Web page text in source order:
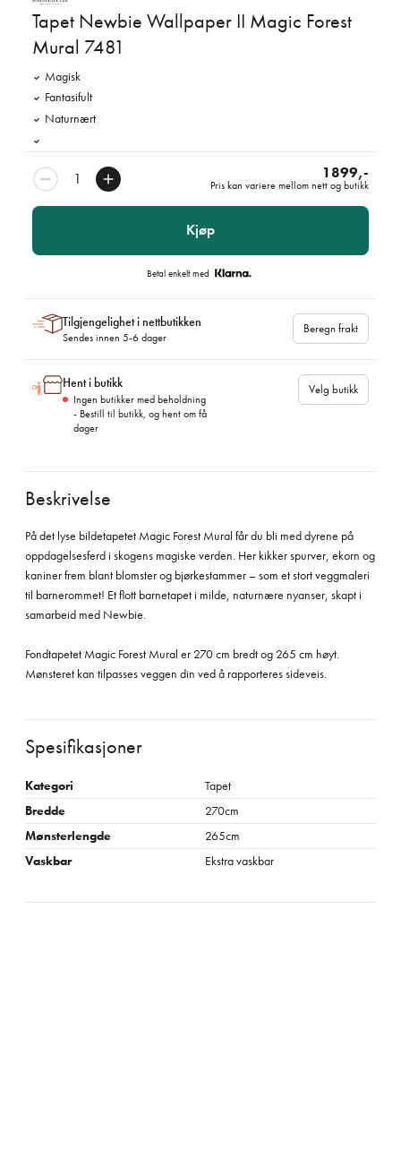
Tapet Newbie Wallpaper II Magic Forest
Mural 7481
Magisk
Fantasifult
Naturnært
1899,-
Pris kan variere mellom nett og butikk
Kjøp
Betal enkelt med
Tilgjengelighet i nettbutikken
Sendes innen 5-6 dager
Beregn frakt
Hent i butikk
Ingen butikker med beholdning
- Bestill til butikk, og hent om få
dager
Velg butikk
Beskrivelse
På det lyse bildetapetet Magic Forest Mural får du bli med dyrene på
oppdagelsesferd i skogens magiske verden. Her kikker spurver, ekorn og
kaniner frem blant blomster og bjørkestammer – som et stort veggmaleri
til barnerommet! Et flott barnetapet i milde, naturnære nyanser, skapt i
samarbeid med Newbie.
Fondtapetet Magic Forest Mural er 270 cm bredt og 265 cm høyt.
Mønsteret kan tilpasses veggen din ved å rapporteres sideveis.
Spesifikasjoner
Kategori
Tapet
Bredde
270cm
Mønsterlengde
265cm
Vaskbar
Ekstra vaskbar